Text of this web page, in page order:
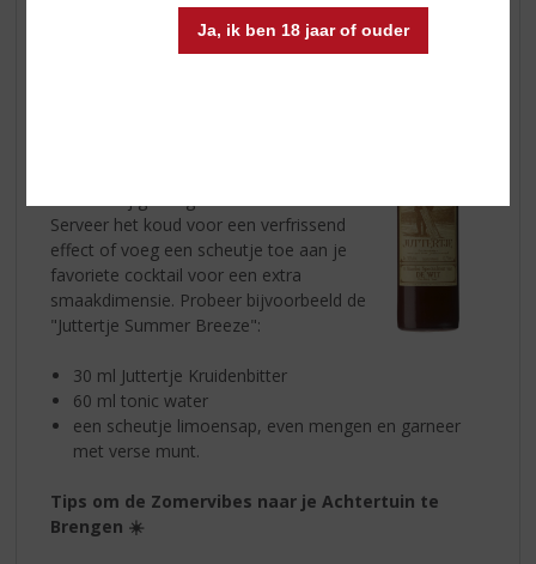
Ja, ik ben 18 jaar of ouder
Serveer het koud voor een verfrissend
effect of voeg een scheutje toe aan je
favoriete cocktail voor een extra
smaakdimensie. Probeer bijvoorbeeld de
"Juttertje Summer Breeze":
30 ml Juttertje Kruidenbitter
60 ml tonic water
een scheutje limoensap, even mengen en garneer
met verse munt.
Tips om de Zomervibes naar je Achtertuin te
Brengen ☀️